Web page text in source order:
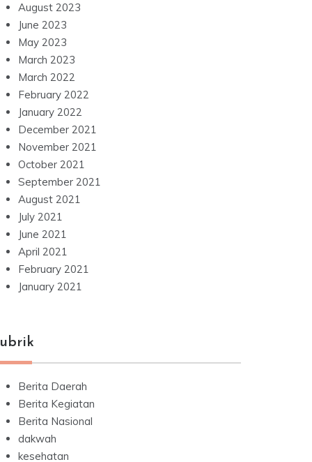
August 2023
June 2023
May 2023
March 2023
March 2022
February 2022
January 2022
December 2021
November 2021
October 2021
September 2021
August 2021
July 2021
June 2021
April 2021
February 2021
January 2021
Berita Daerah
Berita Kegiatan
Berita Nasional
dakwah
kesehatan